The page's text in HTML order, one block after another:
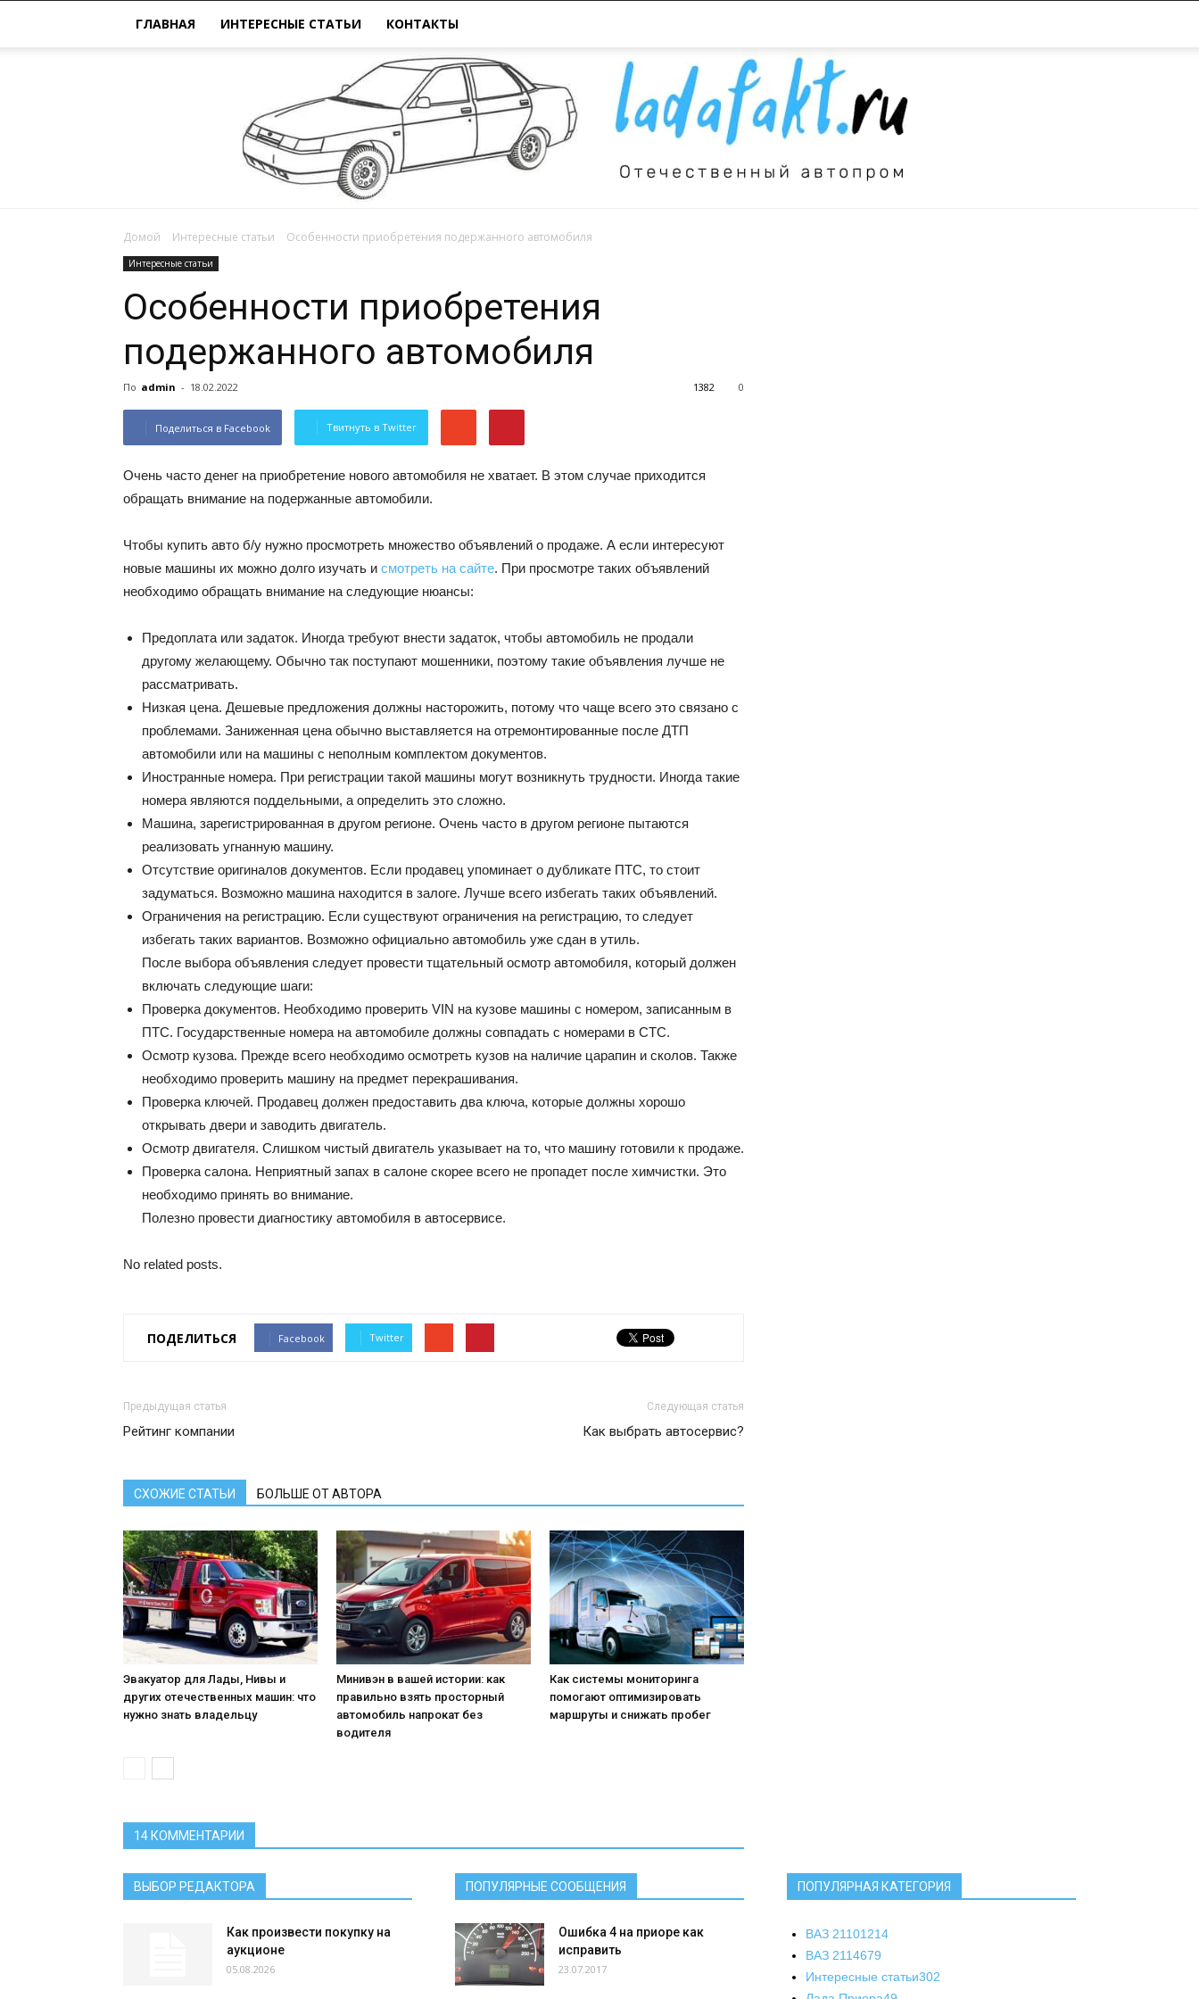
ГЛАВНАЯ ИНТЕРЕСНЫЕ СТАТЬИ КОНТАКТЫ
автомобилях
Лада
Домой Интересные статьи Особенности приобретения подержанного автомобиля
Интересные статьи
Особенности приобретения
подержанного автомобиля
По admin - 18.02.2022 0
1382
Поделиться в Facebook Твитнуть в Twitter
Очень часто денег на приобретение нового автомобиля не хватает. В этом случае приходится
обращать внимание на подержанные автомобили.
Чтобы купить авто б/у нужно просмотреть множество объявлений о продаже. А если интересуют
новые машины их можно долго изучать и смотреть на сайте. При просмотре таких объявлений
необходимо обращать внимание на следующие нюансы:
Предоплата или задаток. Иногда требуют внести задаток, чтобы автомобиль не продали
другому желающему. Обычно так поступают мошенники, поэтому такие объявления лучше не
рассматривать.
Низкая цена. Дешевые предложения должны насторожить, потому что чаще всего это связано с
проблемами. Заниженная цена обычно выставляется на отремонтированные после ДТП
автомобили или на машины с неполным комплектом документов.
Иностранные номера. При регистрации такой машины могут возникнуть трудности. Иногда такие
номера являются поддельными, а определить это сложно.
Машина, зарегистрированная в другом регионе. Очень часто в другом регионе пытаются
реализовать угнанную машину.
Отсутствие оригиналов документов. Если продавец упоминает о дубликате ПТС, то стоит
задуматься. Возможно машина находится в залоге. Лучше всего избегать таких объявлений.
Ограничения на регистрацию. Если существуют ограничения на регистрацию, то следует
избегать таких вариантов. Возможно официально автомобиль уже сдан в утиль.
После выбора объявления следует провести тщательный осмотр автомобиля, который должен
включать следующие шаги:
Проверка документов. Необходимо проверить VIN на кузове машины с номером, записанным в
ПТС. Государственные номера на автомобиле должны совпадать с номерами в СТС.
Осмотр кузова. Прежде всего необходимо осмотреть кузов на наличие царапин и сколов. Также
необходимо проверить машину на предмет перекрашивания.
Проверка ключей. Продавец должен предоставить два ключа, которые должны хорошо
открывать двери и заводить двигатель.
Осмотр двигателя. Слишком чистый двигатель указывает на то, что машину готовили к продаже.
Проверка салона. Неприятный запах в салоне скорее всего не пропадет после химчистки. Это
необходимо принять во внимание.
Полезно провести диагностику автомобиля в автосервисе.
No related posts.
ПОДЕЛИТЬСЯ Facebook Twitter
Предыдущая статья
Рейтинг компании
Следующая статья
Как выбрать автосервис?
СХОЖИЕ СТАТЬИ БОЛЬШЕ ОТ АВТОРА
Эвакуатор для Лады, Нивы и
других отечественных машин: что
нужно знать владельцу
Минивэн в вашей истории: как
правильно взять просторный
автомобиль напрокат без
водителя
Как системы мониторинга
помогают оптимизировать
маршруты и снижать пробег
14 КОММЕНТАРИИ
ВЫБОР РЕДАКТОРА
Как произвести покупку на
аукционе
05.08.2026
ПОПУЛЯРНЫЕ СООБЩЕНИЯ
Ошибка 4 на приоре как
исправить
23.07.2017
ПОПУЛЯРНАЯ КАТЕГОРИЯ
ВАЗ 21101214
ВАЗ 2114679
Интересные статьи302